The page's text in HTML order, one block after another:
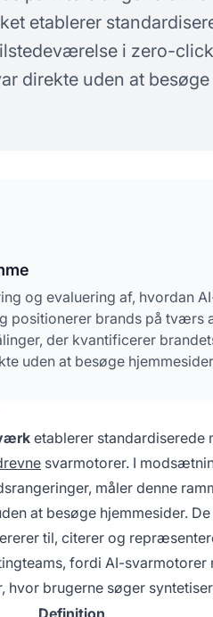
spørgsmål
etablerer
i zero-
direkte uden at besøge
og evaluering af, hvordan
positionerer brands på tværs
der kvantificerer
uden at besøge
etablerer standardiserede
svarmotorer. I
måler denne
at besøge hjemmesider.
til, citerer og
fordi AI-
brugerne søger
Definition